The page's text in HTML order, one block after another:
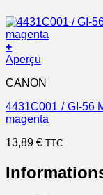
+
Aperçu
CANON
4431C001 / GI-56
magenta
13,89 € TTC